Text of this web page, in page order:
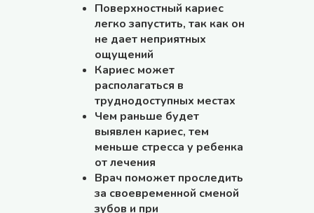
Поверхностный кариес
легко запустить, так как он
не дает неприятных
ощущений
Кариес может
располагаться в
труднодоступных местах
Чем раньше будет
выявлен кариес, тем
меньше стресса у ребенка
от лечения
Врач поможет проследить
за своевременной сменой
зубов и при